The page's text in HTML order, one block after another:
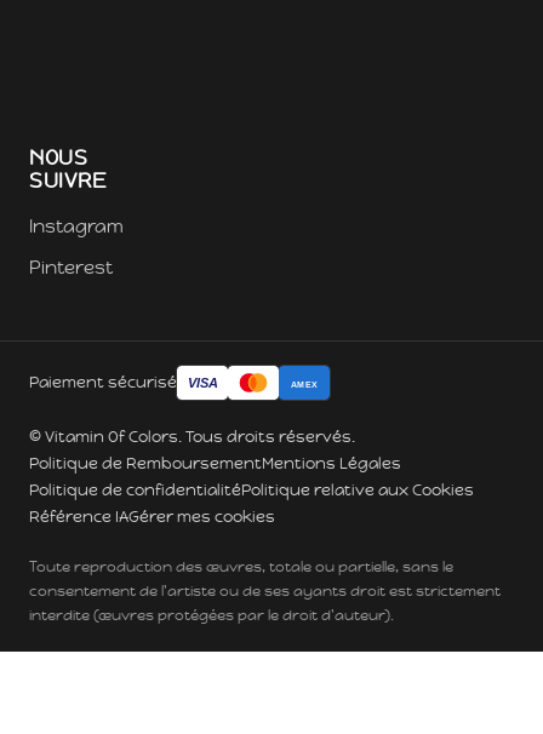
NOUS
SUIVRE
Instagram
Pinterest
Paiement sécurisé VISA AMEX
© Vitamin Of Colors. Tous droits réservés.
Politique de RemboursementMentions Légales
Politique de confidentialitéPolitique relative aux Cookies
Référence IAGérer mes cookies
Toute reproduction des œuvres, totale ou partielle, sans le
consentement de l'artiste ou de ses ayants droit est strictement
interdite (œuvres protégées par le droit d'auteur).